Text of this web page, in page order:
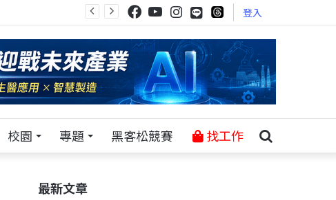
登入
校園 專題 黑客松競賽 找工作
最新文章